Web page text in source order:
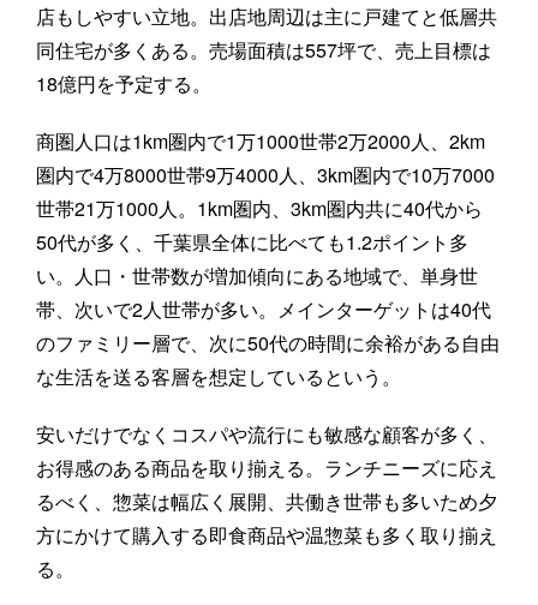
店もしやすい立地。出店地周辺は主に戸建てと低層共
同住宅が多くある。売場面積は557坪で、売上目標は
18億円を予定する。
商圏人口は1km圏内で1万1000世帯2万2000人、2km
圏内で4万8000世帯9万4000人、3km圏内で10万7000
世帯21万1000人。1km圏内、3km圏内共に40代から
50代が多く、千葉県全体に比べても1.2ポイント多
い。人口・世帯数が増加傾向にある地域で、単身世
帯、次いで2人世帯が多い。メインターゲットは40代
のファミリー層で、次に50代の時間に余裕がある自由
な生活を送る客層を想定しているという。
安いだけでなくコスパや流行にも敏感な顧客が多く、
お得感のある商品を取り揃える。ランチニーズに応え
るべく、惣菜は幅広く展開、共働き世帯も多いため夕
方にかけて購入する即食商品や温惣菜も多く取り揃え
る。